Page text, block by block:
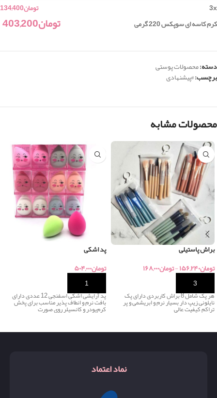
3x تومان134,400
کرم کاسه ای سوپکس 220 گرمی
تومان403,200
دسته:محصولات پوستی
برچسب:#پیشنهادی
محصولات مشابه
براش پاستیلی
تومان۱۵۶,۲۴۰-تومان۱۶۸,۰۰۰
هر پک شامل 8 براش کاربردی دارای پک
نایلونی زیپ دار بسیار نرم و ابریشمی و پر
تراکم کیفیت عالی
پد اشکی
تومان۵۰۴,۰۰۰
خرید
پد آرایشی اشکی اسفنجی 12 عددی دارای
بافت نرم و انطاف پذیر مناسب برای پخش
کرم‌پودر و کانسیلر روی صورت
نماد اعتماد